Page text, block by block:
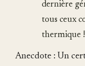
dernière
tous ceux
thermique !
Anecdote : Un